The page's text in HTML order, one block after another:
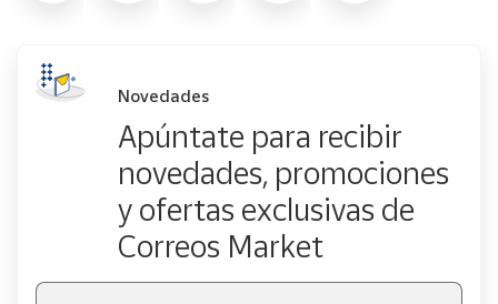
Novedades
Apúntate para recibir
novedades, promociones
y ofertas exclusivas de
Correos Market